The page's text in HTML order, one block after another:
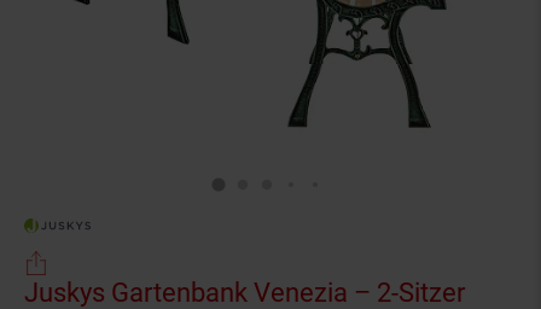
Juskys Gartenbank Venezia – 2-Sitzer